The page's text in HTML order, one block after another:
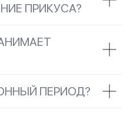
ПРИКУСА?
ПЕРИОД?